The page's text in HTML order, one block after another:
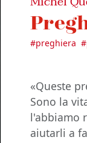
#preghiera #
«Queste
Sono la
l'abbiamo
aiutarli a